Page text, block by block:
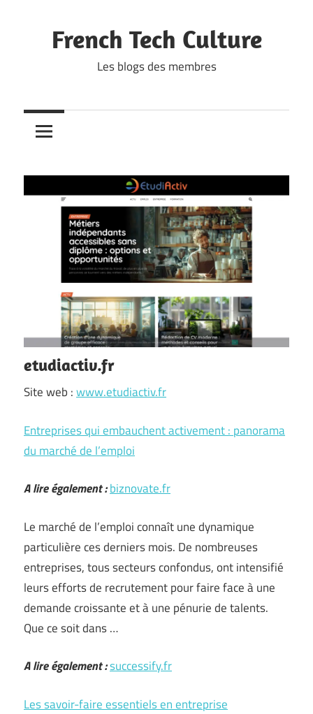
contentFrench Tech Culture
Les blogs des membres
etudiactiv.fr
Site web :www.etudiactiv.fr
Entreprises qui embauchent activement : panorama
du marché de l’emploi
A lire également :biznovate.fr
Le marché de l’emploi connaît une dynamique
particulière ces derniers mois. De nombreuses
entreprises, tous secteurs confondus, ont intensifié
leurs efforts de recrutement pour faire face à une
demande croissante et à une pénurie de talents.
Que ce soit dans …
A lire également :successify.fr
Les savoir-faire essentiels en entreprise